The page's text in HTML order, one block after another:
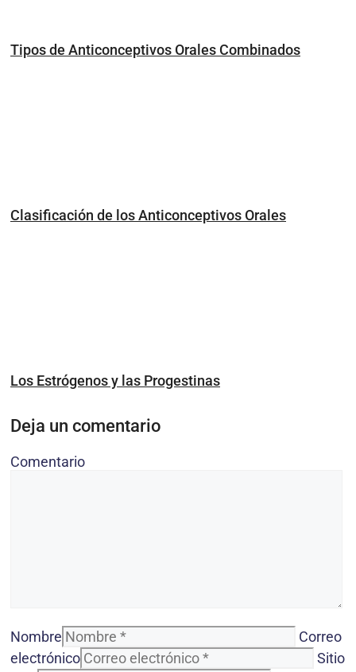
Tipos de Anticonceptivos Orales Combinados
Clasificación de los Anticonceptivos Orales
Los Estrógenos y las Progestinas
Deja un comentario
Comentario
Nombre
Correo
electrónico
Sitio